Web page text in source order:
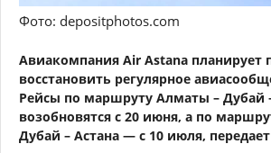
Фото: depositphotos.com
Авиакомпания Air Astana планирует
восстановить регулярное
Рейсы по маршруту Алматы – Дубай
возобновятся с 20 июня, а по
Дубай – Астана — с 10 июля, передает